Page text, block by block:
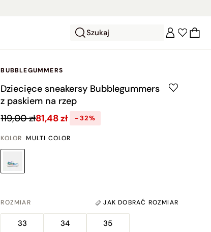
Szukaj
BUBBLEGUMMERS
Dziecięce sneakersy Bubblegummers
z paskiem na rzep
119,00 zł81,48 zł -32%
KOLOR MULTI COLOR
ROZMIAR JAK DOBRAĆ ROZMIAR
33 34 35